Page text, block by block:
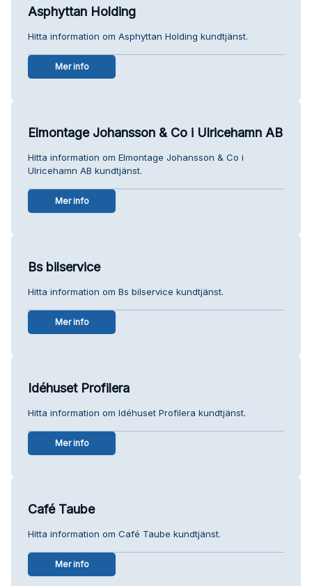
Asphyttan Holding
Hitta information om Asphyttan Holding kundtjänst.
Mer info
Elmontage Johansson & Co i Ulricehamn AB
Hitta information om Elmontage Johansson & Co i
Ulricehamn AB kundtjänst.
Mer info
Bs bilservice
Hitta information om Bs bilservice kundtjänst.
Mer info
Idéhuset Profilera
Hitta information om Idéhuset Profilera kundtjänst.
Mer info
Café Taube
Hitta information om Café Taube kundtjänst.
Mer info